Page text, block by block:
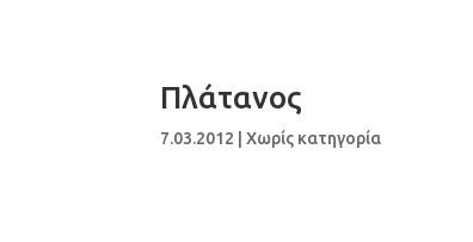
Πλάτανος
7.03.2012 |Χωρίς κατηγορία